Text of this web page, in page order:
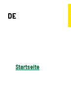
DE
Startseite